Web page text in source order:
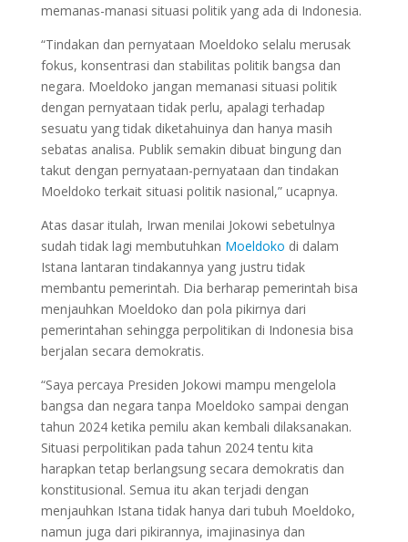
memanas-manasi situasi politik yang ada di Indonesia.
“Tindakan dan pernyataan Moeldoko selalu merusak
fokus, konsentrasi dan stabilitas politik bangsa dan
negara. Moeldoko jangan memanasi situasi politik
dengan pernyataan tidak perlu, apalagi terhadap
sesuatu yang tidak diketahuinya dan hanya masih
sebatas analisa. Publik semakin dibuat bingung dan
takut dengan pernyataan-pernyataan dan tindakan
Moeldoko terkait situasi politik nasional,” ucapnya.
Atas dasar itulah, Irwan menilai Jokowi sebetulnya
sudah tidak lagi membutuhkan Moeldoko di dalam
Istana lantaran tindakannya yang justru tidak
membantu pemerintah. Dia berharap pemerintah bisa
menjauhkan Moeldoko dan pola pikirnya dari
pemerintahan sehingga perpolitikan di Indonesia bisa
berjalan secara demokratis.
“Saya percaya Presiden Jokowi mampu mengelola
bangsa dan negara tanpa Moeldoko sampai dengan
tahun 2024 ketika pemilu akan kembali dilaksanakan.
Situasi perpolitikan pada tahun 2024 tentu kita
harapkan tetap berlangsung secara demokratis dan
konstitusional. Semua itu akan terjadi dengan
menjauhkan Istana tidak hanya dari tubuh Moeldoko,
namun juga dari pikirannya, imajinasinya dan